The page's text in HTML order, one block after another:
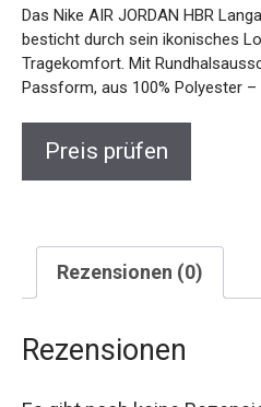
Das Nike AIR JORDAN HBR
besticht durch sein ikonisches
Tragekomfort. Mit
Passform, aus 100% Polyester
Preis prüfen
Rezensionen (0)
Rezensionen